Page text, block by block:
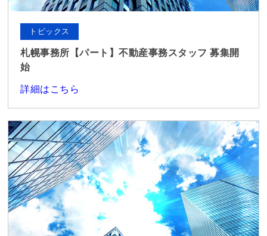
トピックス
札幌事務所【パート】不動産事務スタッフ 募集開
始
詳細はこちら